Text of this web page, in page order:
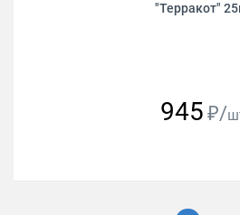
"Терракот"
945 ₽/